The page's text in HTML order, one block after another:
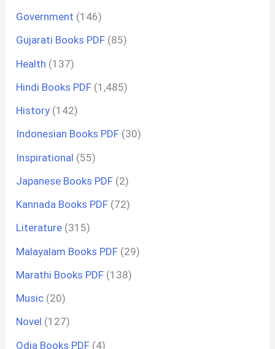
Government (146)
Gujarati Books PDF (85)
Health (137)
Hindi Books PDF (1,485)
History (142)
Indonesian Books PDF (30)
Inspirational (55)
Japanese Books PDF (2)
Kannada Books PDF (72)
Literature (315)
Malayalam Books PDF (29)
Marathi Books PDF (138)
Music (20)
Novel (127)
Odia Books PDF (4)